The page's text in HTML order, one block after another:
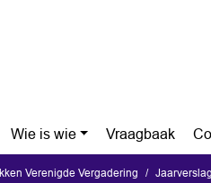
Wie is wie Vraagbaak
Verenigde Vergadering